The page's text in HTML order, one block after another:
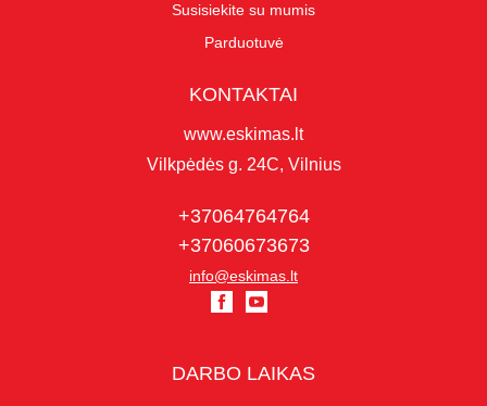
Susisiekite su mumis
Parduotuvė
KONTAKTAI
www.eskimas.lt
Vilkpėdės g. 24C, Vilnius
+37064764764
+37060673673
info@eskimas.lt
DARBO LAIKAS